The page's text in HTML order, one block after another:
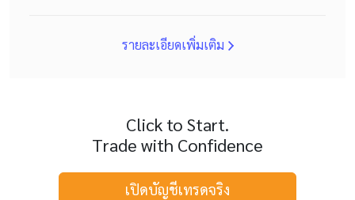
รายละเอียดเพิ่มเติม
Click to Start.
Trade with Confidence
เปิดบัญชีเทรดจริง